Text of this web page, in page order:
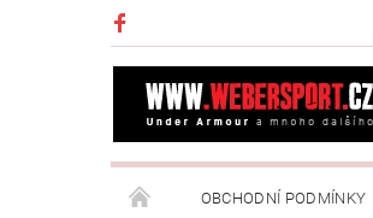
OBCHODNÍ PODMÍNKY